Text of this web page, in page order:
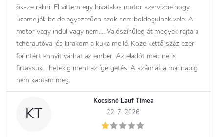
össze rakni. El vittem egy hivatalos motor szervizbe hogy
üzemeljék be de egyszerűen azok sem boldogulnak vele. A
motor vagy indul vagy nem…. Valószínűleg át megyek rajta a
teherautóval és kirakom a kuka mellé. Köze kettő száz ezer
forintért ennyit várhat az ember. Az eladót meg ne is
firtassuk… hetekig ment az ígérgetés. A számlát a mai napig
nem kaptam meg.
KT
Kocsisné Lauf Tímea
22. 7. 2026